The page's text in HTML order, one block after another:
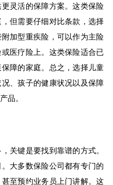
灵活的保障方案。这类保险
但需要仔细对比条款，选择
加型重疾险，可以作为主险
医疗险上。这类保险适合已
障的家庭。总之，选择儿童
、孩子的健康状况以及保障
品。
关键是要找到靠谱的方式。
大多数保险公司都有专门的
至预约业务员上门讲解。这